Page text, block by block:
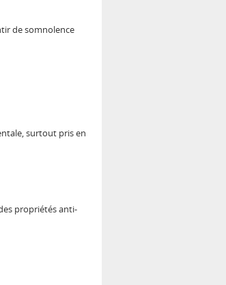
de somnolence
surtout pris en
propriétés anti-